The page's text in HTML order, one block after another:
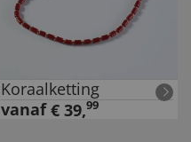
Koraalketting
vanaf € 39,99